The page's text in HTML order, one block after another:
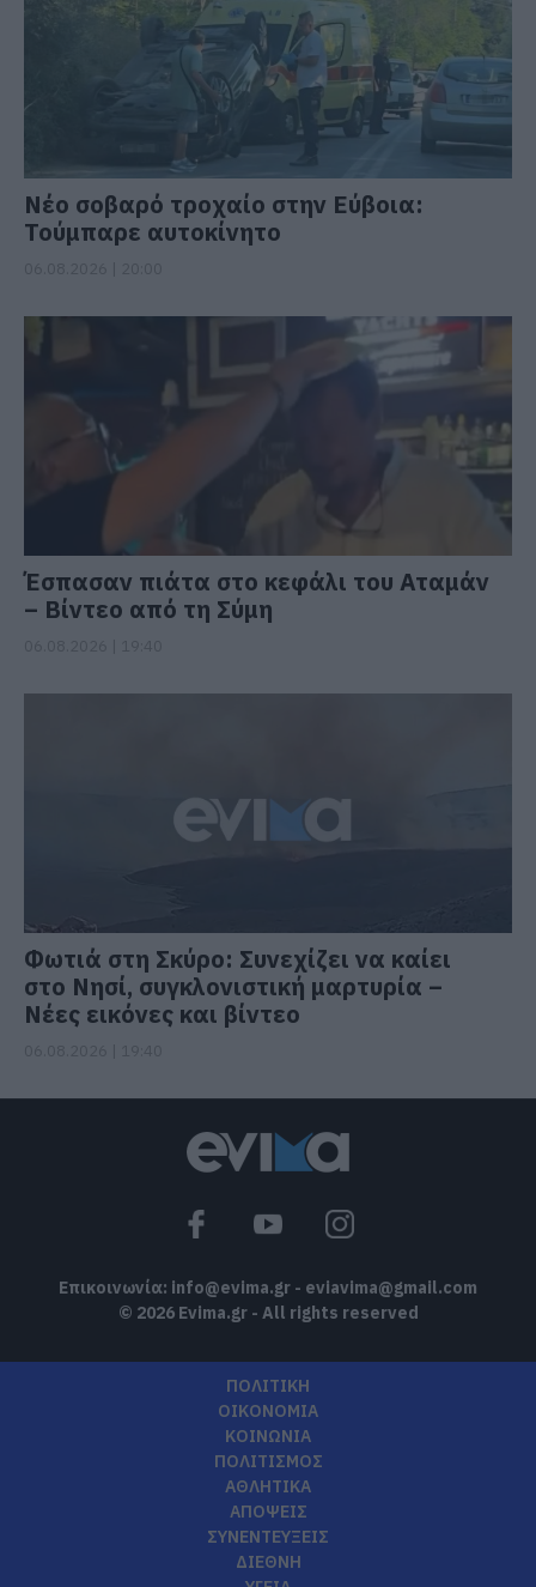
Νέο σοβαρό τροχαίο στην Εύβοια:
Τούμπαρε αυτοκίνητο
Έσπασαν πιάτα στο κεφάλι του Αταμάν
– Βίντεο από τη Σύμη
Φωτιά στη Σκύρο: Συνεχίζει να καίει
στο Νησί, συγκλονιστική μαρτυρία –
Νέες εικόνες και βίντεο
Επικοινωνία: info@evima.gr - eviavima@gmail.com
© 2026 Evima.gr - All rights reserved
ΠΟΛΙΤΙΚΗ
ΟΙΚΟΝΟΜΙΑ
ΚΟΙΝΩΝΙΑ
ΠΟΛΙΤΙΣΜΟΣ
ΑΘΛΗΤΙΚΑ
ΑΠΟΨΕΙΣ
ΣΥΝΕΝΤΕΥΞΕΙΣ
ΔΙΕΘΝΗ